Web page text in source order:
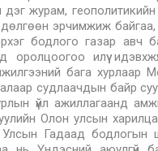
журам, геополитикийн
эрчимжиж байгаа,
бодлого газар авч
илүү
бага
судлаачдын байр
үйл ажиллагаанд
Олон улсын
Гадаад бодлогын